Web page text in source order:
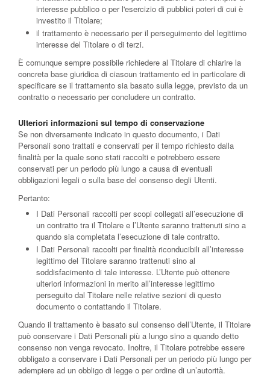
interesse pubblico o per l'esercizio di pubblici poteri di cui è
investito il Titolare;
il trattamento è necessario per il perseguimento del legittimo
interesse del Titolare o di terzi.
È comunque sempre possibile richiedere al Titolare di chiarire la
concreta base giuridica di ciascun trattamento ed in particolare di
specificare se il trattamento sia basato sulla legge, previsto da un
contratto o necessario per concludere un contratto.
Ulteriori informazioni sul tempo di conservazione
Se non diversamente indicato in questo documento, i Dati
Personali sono trattati e conservati per il tempo richiesto dalla
finalità per la quale sono stati raccolti e potrebbero essere
conservati per un periodo più lungo a causa di eventuali
obbligazioni legali o sulla base del consenso degli Utenti.
Pertanto:
I Dati Personali raccolti per scopi collegati all’esecuzione di
un contratto tra il Titolare e l’Utente saranno trattenuti sino a
quando sia completata l’esecuzione di tale contratto.
I Dati Personali raccolti per finalità riconducibili all’interesse
legittimo del Titolare saranno trattenuti sino al
soddisfacimento di tale interesse. L’Utente può ottenere
ulteriori informazioni in merito all’interesse legittimo
perseguito dal Titolare nelle relative sezioni di questo
documento o contattando il Titolare.
Quando il trattamento è basato sul consenso dell’Utente, il Titolare
può conservare i Dati Personali più a lungo sino a quando detto
consenso non venga revocato. Inoltre, il Titolare potrebbe essere
obbligato a conservare i Dati Personali per un periodo più lungo per
adempiere ad un obbligo di legge o per ordine di un’autorità.